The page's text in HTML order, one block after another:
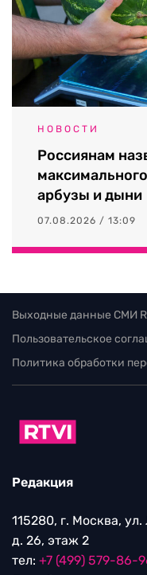
НОВОСТИ
Россиянам
арбузы и дыни
07.08.2026 / 13:09
Выходные данные СМИ
Пользовательское
Политика обработки
Редакция
115280, г. Москва,
д. 26, этаж 2
тел: +7 (499) 579-86-